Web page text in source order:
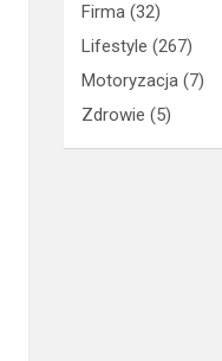
Firma (32)
Lifestyle (267)
Motoryzacja (7)
Zdrowie (5)